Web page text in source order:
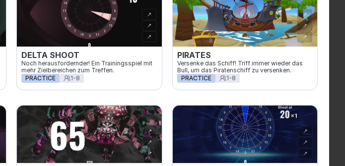
DELTA SHOOT
Noch herausfordernder! Ein Trainingsspiel mit
mehr Zielbereichen zum Treffen.
PRACTICE
1-8
PIRATES
Versenke das Schiff! Triff immer wieder das
Bull, um das Piratenschiff zu versenken.
PRACTICE
1-8